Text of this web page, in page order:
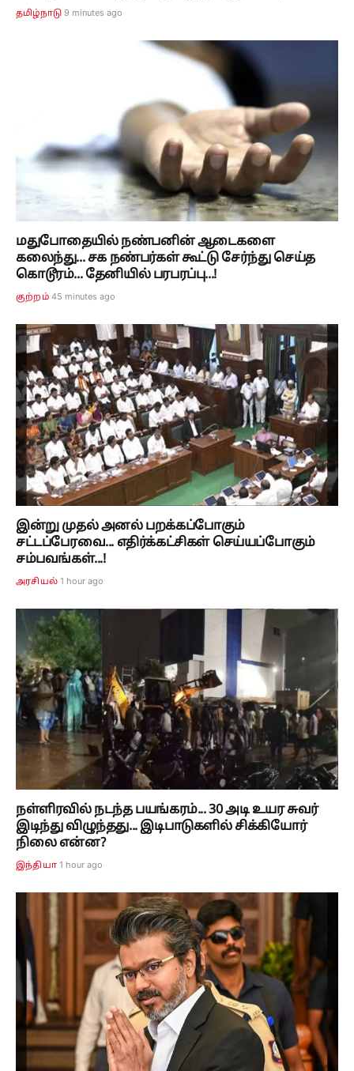
தமிழ்நாடு 9 minutes ago
மதுபோதையில் நண்பனின் ஆடைகளை
கலைந்து... சக நண்பர்கள் கூட்டு சேர்ந்து செய்த
கொடூரம்... தேனியில் பரபரப்பு...!
குற்றம் 45 minutes ago
இன்று முதல் அனல் பறக்கப்போகும்
சட்டப்பேரவை... எதிர்க்கட்சிகள் செய்யப்போகும்
சம்பவங்கள்...!
அரசியல் 1 hour ago
நள்ளிரவில் நடந்த பயங்கரம்... 30 அடி உயர சுவர்
இடிந்து விழுந்தது... இடிபாடுகளில் சிக்கியோர்
நிலை என்ன?
இந்தியா 1 hour ago